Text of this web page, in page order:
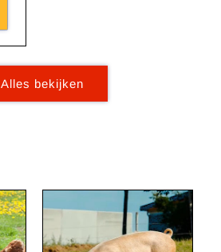
Alles bekijken